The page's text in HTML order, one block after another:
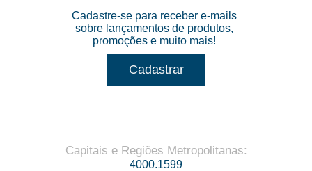
Cadastre-se para receber e-mails
sobre lançamentos de produtos,
promoções e muito mais!
Cadastrar
Capitais e Regiões Metropolitanas:
4000.1599